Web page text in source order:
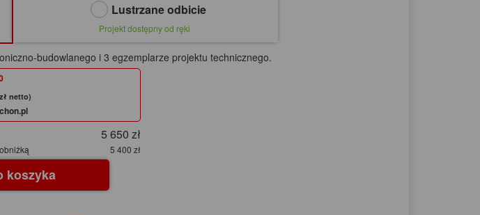
Lustrzane odbicie
Projekt dostępny od ręki
budowlanego i 3 egzemplarze projektu technicznego.
netto)
5 650 zł
5 400 zł
koszyka